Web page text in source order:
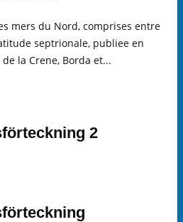
mers du Nord, comprises entre
septrionale, publiee en
la Crene, Borda et...
2